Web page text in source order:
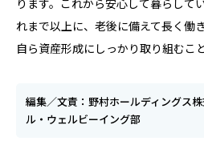
ります。これから安心して暮らして
れまで以上に、老後に備えて長く働
自ら資産形成にしっかり取り組むこ
編集／文責：野村ホールディングス
ル・ウェルビーイング部